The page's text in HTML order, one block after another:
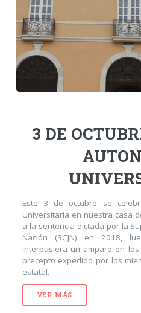
3 DE
Este 3 de octubre se
Universitaria en nuestra casa
a la sentencia dictada por la
Nación (SCJN) en 2018,
interpusiera un amparo en
precepto expedido por los
estatal.
VER MÁS